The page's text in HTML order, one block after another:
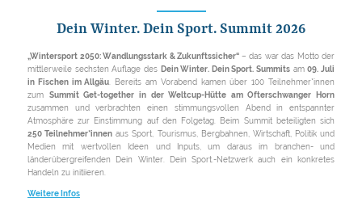
Dein Winter. Dein Sport. Summit 2026
„Wintersport 2050: Wandlungsstark & Zukunftssicher“ – das war das Motto der
mittlerweile sechsten Auflage des Dein Winter. Dein Sport. Summits am09. Juli
in Fischen im Allgäu . Bereits am Vorabend kamen über 100 Teilnehmer*innen
zum Summit Get-together in der Weltcup-Hütte am Ofterschwanger Horn
zusammen und verbrachten einen stimmungsvollen Abend in entspannter
Atmosphäre zur Einstimmung auf den Folgetag. Beim Summit beteiligten sich
250 Teilnehmer*innen aus Sport, Tourismus, Bergbahnen, Wirtschaft, Politik und
Medien mit wertvollen Ideen und Inputs, um daraus im branchen- und
länderübergreifenden Dein Winter. Dein Sport.-Netzwerk auch ein konkretes
Handeln zu initiieren.
Weitere Infos